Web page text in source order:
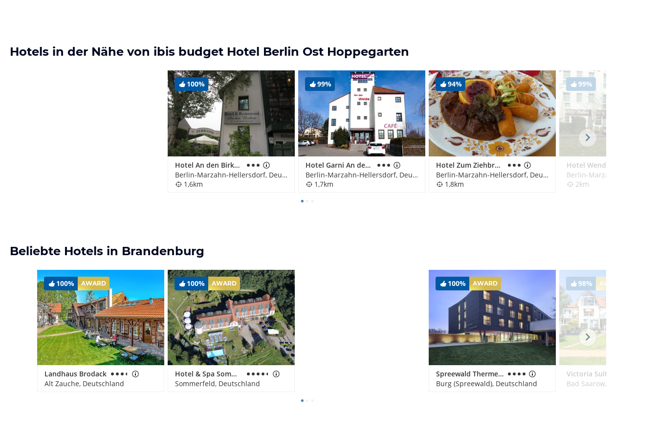
Hotels in der Nähe von ibis budget Hotel Berlin Ost Hoppegarten
100%
Hotel An den Birken (Hotelbetrieb eingestellt)
Berlin-Marzahn-Hellersdorf, Deutschland
1,6km
99%
Hotel Garni An der Weide
Berlin-Marzahn-Hellersdorf, Deutschland
1,7km
94%
Hotel Zum Ziehbrunnen
Berlin-Marzahn-Hellersdorf, Deutschland
1,8km
99%
Hotel Wendland
2km
Beliebte Hotels in Brandenburg
100% AWARD
Landhaus Brodack
Alt Zauche, Deutschland
100% AWARD
Hotel & Spa Sommerfeld
Sommerfeld, Deutschland
100% AWARD
Spreewald Thermenhotel
Burg (Spreewald), Deutschland
98% AWARD
Victoria Suites
Bad Saarow, Deutschland